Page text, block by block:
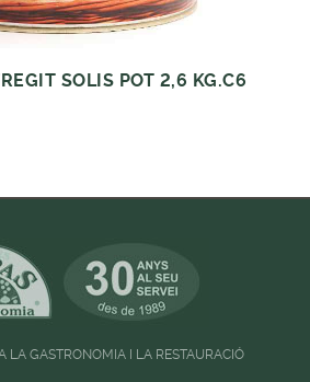
SOLIS POT 2,6 KG.C6
LA GASTRONOMIA I LA RESTAURACIÓ